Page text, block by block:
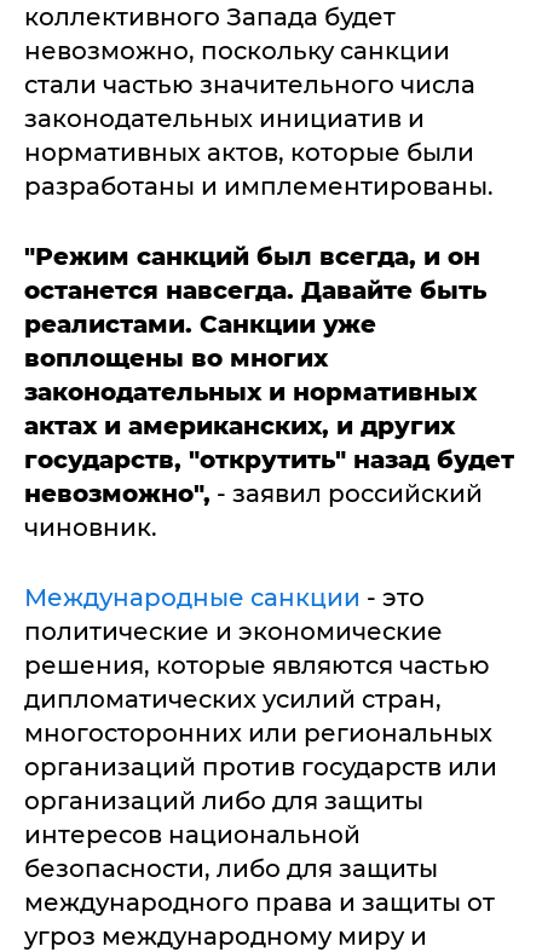
коллективного Запада будет
невозможно, поскольку санкции
стали частью значительного числа
законодательных инициатив и
нормативных актов, которые были
разработаны и имплементированы.
"Режим санкций был всегда, и он
останется навсегда. Давайте быть
реалистами. Санкции уже
воплощены во многих
законодательных и нормативных
актах и американских, и других
государств, "открутить" назад будет
невозможно", - заявил российский
чиновник.
Международные санкции - это
политические и экономические
решения, которые являются частью
дипломатических усилий стран,
многосторонних или региональных
организаций против государств или
организаций либо для защиты
интересов национальной
безопасности, либо для защиты
международного права и защиты от
угроз международному миру и